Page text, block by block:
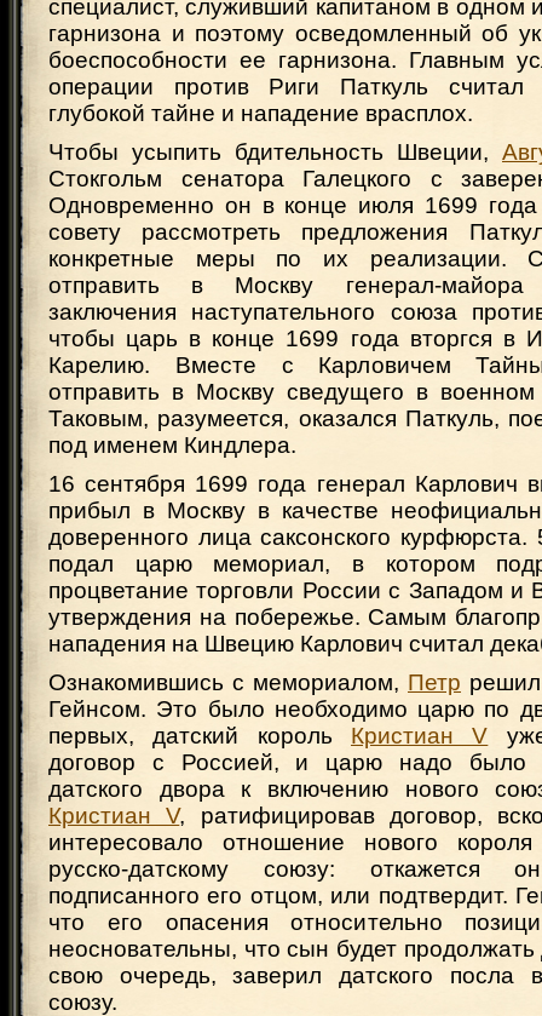
специалист, служивший капитаном в одном
гарнизона и поэтому осведомленный об
боеспособности ее гарнизона. Главным
операции против Риги Паткуль считал
глубокой тайне и нападение врасплох.
Чтобы усыпить бдительность Швеции,
Стокгольм сенатора Галецкого с
Одновременно он в конце июля 1699
совету рассмотреть предложения
конкретные меры по их реализации.
отправить в Москву генерал-
заключения наступательного союза
чтобы царь в конце 1699 года вторгся в
Карелию. Вместе с Карловичем
отправить в Москву сведущего в
Таковым, разумеется, оказался Паткуль,
под именем Киндлера.
16 сентября 1699 года генерал Карлович
прибыл в Москву в качестве
доверенного лица саксонского курфюрста.
подал царю мемориал, в котором
процветание торговли России с Западом и
утверждения на побережье. Самым
нападения на Швецию Карлович считал
Ознакомившись с мемориалом, Петр решил
Гейнсом. Это было необходимо царю по
первых, датский король Кристиан V
договор с Россией, и царю надо было
датского двора к включению нового
Кристиан V, ратифицировав договор,
интересовало отношение нового
русско-датскому союзу: откажется
подписанного его отцом, или подтвердит.
что его опасения относительно
неосновательны, что сын будет
свою очередь, заверил датского посла
союзу.